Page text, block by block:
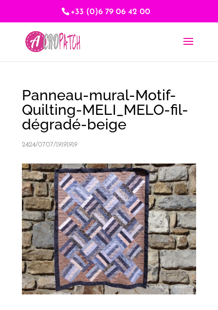
+33 (0)6 79 06 42 00
Panneau-mural-Motif-
Quilting-MELI_MELO-fil-
dégradé-beige
2424/0707/19191919